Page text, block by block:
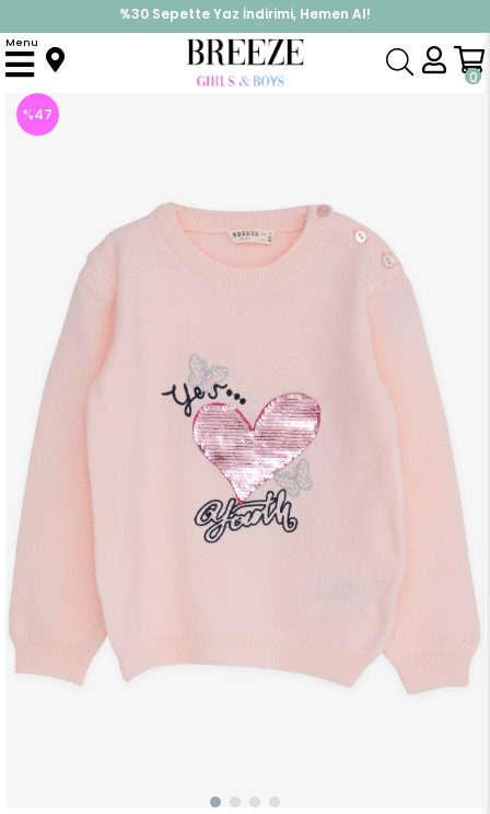
%30 Sepette Yaz İndirimi, Hemen Al!
İndirimlere ek %10 İndirimi Kap, Hemen Üye Ol!
0
Menu
Anasayfa Üst Giyim Sweatshirt Kız Bebek Triko Kazak Pullu Kalp Baskılı Pudra (1.5-4 Yaş)
%47